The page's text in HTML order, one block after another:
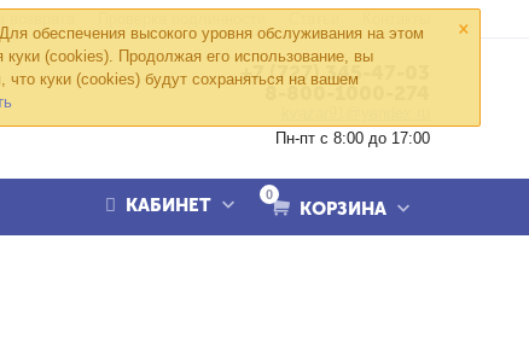
×
Для обеспечения высокого уровня обслуживания на этом
куки (cookies). Продолжая его использование, вы
что куки (cookies) будут сохраняться на вашем
+7 (727) 345-47-03
Пн-пт с 8:00 до 17:00
0
КОРЗИНА
КАБИНЕТ